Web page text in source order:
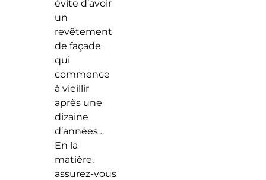
évite d’avoir
un
revêtement
de façade
qui
commence
à vieillir
après une
dizaine
d’années…
En la
matière,
assurez-vous